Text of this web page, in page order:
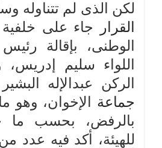
لكن الذى لم تتناوله
القرار
جاء على خلفية
الوطنى، بإقالة
اللواء سليم إدريس،
الركن عبدالإله
جماعة الإخوان، وهو
بالرفض، بحسب ما
للهيئة، أكد فيه عدد